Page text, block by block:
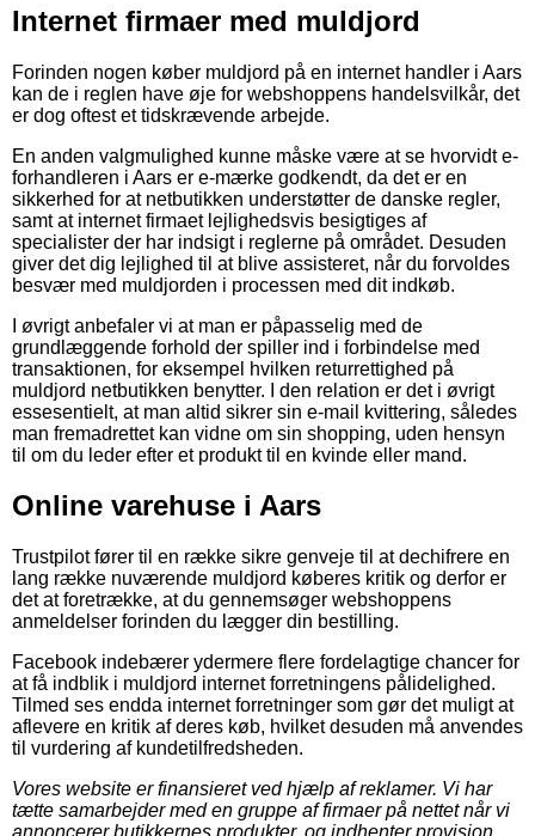
Internet firmaer med muldjord
Forinden nogen køber muldjord på en internet handler i Aars
kan de i reglen have øje for webshoppens handelsvilkår, det
er dog oftest et tidskrævende arbejde.
En anden valgmulighed kunne måske være at se hvorvidt e-
forhandleren i Aars er e-mærke godkendt, da det er en
sikkerhed for at netbutikken understøtter de danske regler,
samt at internet firmaet lejlighedsvis besigtiges af
specialister der har indsigt i reglerne på området. Desuden
giver det dig lejlighed til at blive assisteret, når du forvoldes
besvær med muldjorden i processen med dit indkøb.
I øvrigt anbefaler vi at man er påpasselig med de
grundlæggende forhold der spiller ind i forbindelse med
transaktionen, for eksempel hvilken returrettighed på
muldjord netbutikken benytter. I den relation er det i øvrigt
essesentielt, at man altid sikrer sin e-mail kvittering, således
man fremadrettet kan vidne om sin shopping, uden hensyn
til om du leder efter et produkt til en kvinde eller mand.
Online varehuse i Aars
Trustpilot fører til en række sikre genveje til at dechifrere en
lang række nuværende muldjord køberes kritik og derfor er
det at foretrække, at du gennemsøger webshoppens
anmeldelser forinden du lægger din bestilling.
Facebook indebærer ydermere flere fordelagtige chancer for
at få indblik i muldjord internet forretningens pålidelighed.
Tilmed ses endda internet forretninger som gør det muligt at
aflevere en kritik af deres køb, hvilket desuden må anvendes
til vurdering af kundetilfredsheden.
Vores website er finansieret ved hjælp af reklamer. Vi har
tætte samarbejder med en gruppe af firmaer på nettet når vi